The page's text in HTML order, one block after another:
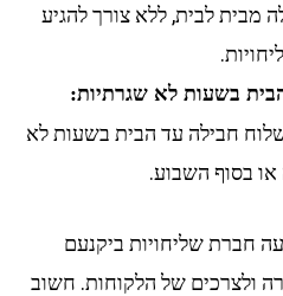
מבית לבית, ללא צורך להגיע
בשעות לא שגרתיות:
חבילה עד הבית בשעות לא
או בסוף השבוע.
חברת שליחויות ביקנעם
ולצרכים של הלקוחות. חשוב